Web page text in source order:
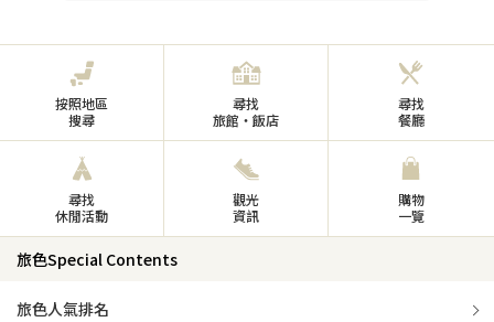
按照地區
搜尋
尋找
旅館・飯店
尋找
餐廳
尋找
休閒活動
觀光
資訊
購物
一覽
旅色Special Contents
旅色人氣排名